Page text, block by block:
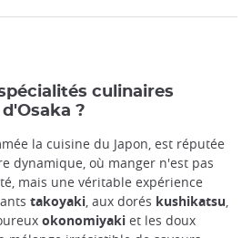
culinaires
?
la cuisine du Japon, est réputée
dynamique, où manger n'est pas
mais une véritable expérience
takoyaki, aux dorés kushikatsu,
okonomiyaki et les doux